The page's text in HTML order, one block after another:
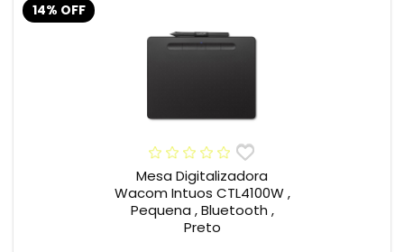
14% OFF
Mesa Digitalizadora
Wacom Intuos CTL4100W ,
Pequena , Bluetooth ,
Preto